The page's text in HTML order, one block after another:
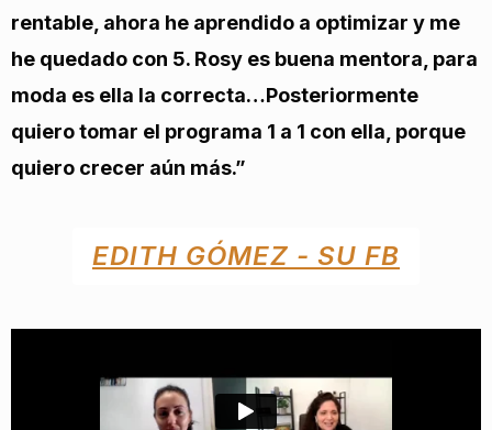
rentable, ahora he aprendido a optimizar y me
he quedado con 5. Rosy es buena mentora, para
moda es ella la correcta…Posteriormente
quiero tomar el programa 1 a 1 con ella, porque
quiero crecer aún más.”
EDITH GÓMEZ - SU FB